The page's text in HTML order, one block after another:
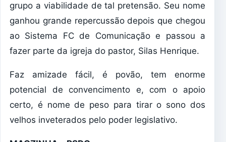
grupo a viabilidade de tal pretensão. Seu nome
ganhou grande repercussão depois que chegou
ao Sistema FC de Comunicação e passou a
fazer parte da igreja do pastor, Silas Henrique.
Faz amizade fácil, é povão, tem enorme
potencial de convencimento e, com o apoio
certo, é nome de peso para tirar o sono dos
velhos inveterados pelo poder legislativo.